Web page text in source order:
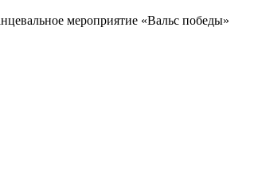
мероприятие «Вальс победы»